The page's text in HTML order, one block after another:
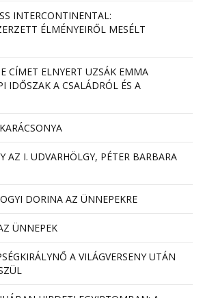
INTERCONTINENTAL:
ÉLMÉNYEIRŐL MESÉLT
CÍMET ELNYERT UZSÁK EMMA
IDŐSZAK A CSALÁDRÓL ÉS A
AZ I. UDVARHÖLGY, PÉTER BARBARA
DORINA AZ ÜNNEPEKRE
ÜNNEPEK
A VILÁGVERSENY UTÁN